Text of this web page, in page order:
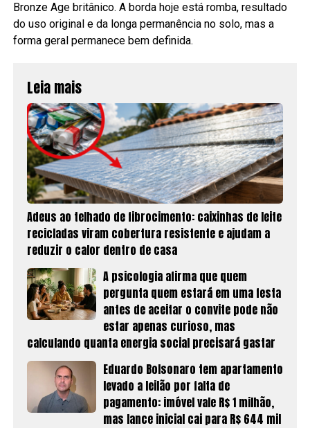
Bronze Age britânico. A borda hoje está romba, resultado
do uso original e da longa permanência no solo, mas a
forma geral permanece bem definida.
Leia mais
Adeus ao telhado de fibrocimento: caixinhas de leite
recicladas viram cobertura resistente e ajudam a
reduzir o calor dentro de casa
A psicologia afirma que quem
pergunta quem estará em uma festa
antes de aceitar o convite pode não
estar apenas curioso, mas
calculando quanta energia social precisará gastar
Eduardo Bolsonaro tem apartamento
levado a leilão por falta de
pagamento: imóvel vale R$ 1 milhão,
mas lance inicial cai para R$ 644 mil